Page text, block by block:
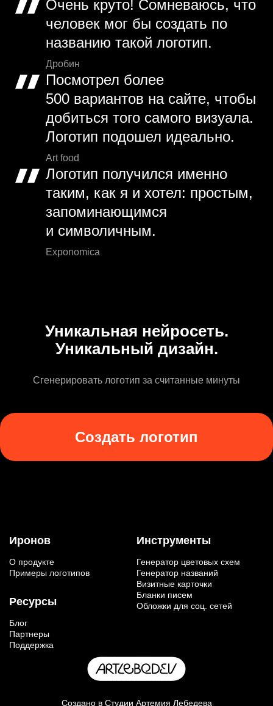
Очень круто! Сомневаюсь, что
человек мог бы создать по
названию такой логотип.
Дробин
Посмотрел более
500 вариантов на сайте, чтобы
добиться того самого визуала.
Логотип подошел идеально.
Art food
Логотип получился именно
таким, как я и хотел: простым,
запоминающимся
и символичным.
Exponomica
Уникальная нейросеть.
Уникальный дизайн.
Сгенерировать логотип за считанные минуты
Создать логотип
Иронов
О продукте
Примеры логотипов
Ресурсы
Блог
Партнеры
Поддержка
Инструменты
Генератор цветовых схем
Генератор названий
Визитные карточки
Бланки писем
Обложки для соц. сетей
Создано в Студии Артемия Лебедева